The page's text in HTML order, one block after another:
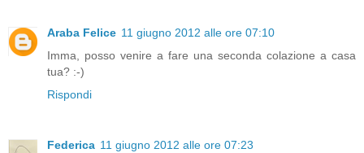
Araba Felice 11 giugno 2012 alle ore 07:10
Imma, posso venire a fare una seconda colazione a casa
tua? :-)
Rispondi
Federica 11 giugno 2012 alle ore 07:23